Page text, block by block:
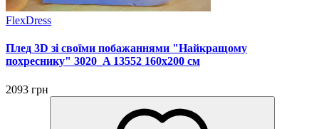
FlexDress
Плед 3D зі своїми побажаннями "Найкращому
похреснику" 3020_A 13552 160х200 см
2093 грн